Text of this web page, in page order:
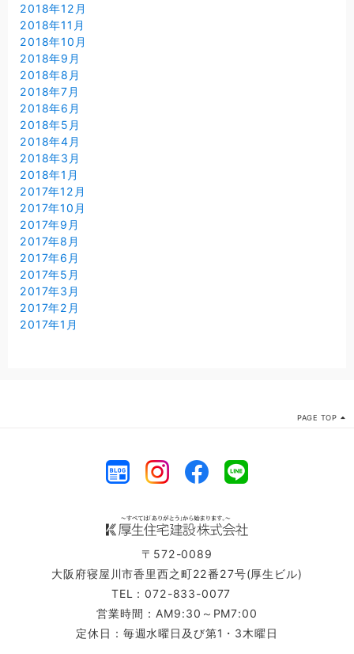
2018年12月
2018年11月
2018年10月
2018年9月
2018年8月
2018年7月
2018年6月
2018年5月
2018年4月
2018年3月
2018年1月
2017年12月
2017年10月
2017年9月
2017年8月
2017年6月
2017年5月
2017年3月
2017年2月
2017年1月
PAGE TOP
〒572-0089
大阪府寝屋川市香里西之町22番27号(厚生ビル)
TEL：072-833-0077
営業時間：AM9:30～PM7:00
定休日：毎週水曜日及び第1・3木曜日